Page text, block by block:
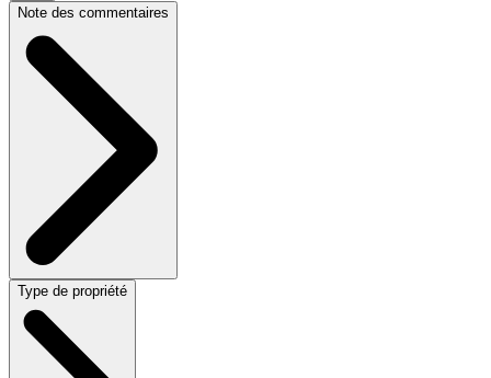
Note des commentaires
Type de propriété